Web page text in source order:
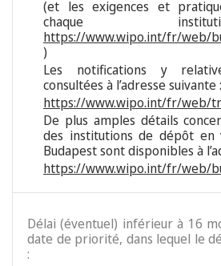
(et les exigences et
chaque
https://www.wipo.int/fr/web/
)
Les notifications y
consultées à l’adresse suivante :
https://www.wipo.int/fr/web/
De plus amples détails
des institutions de dépôt
Budapest sont disponibles à
https://www.wipo.int/fr/web/
Délai (éventuel) inférieur à 16
date de priorité, dans lequel le
: